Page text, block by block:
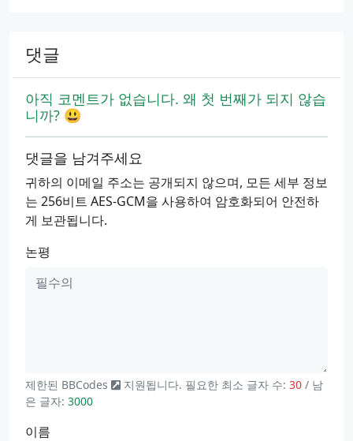
댓글
아직 코멘트가 없습니다. 왜 첫 번째가 되지 않습
니까? 😃
댓글을 남겨주세요
귀하의 이메일 주소는 공개되지 않으며, 모든 세부 정보
는 256비트 AES-GCM을 사용하여 암호화되어 안전하
게 보관됩니다.
논평
제한된 BBCodes 지원됩니다. 필요한 최소 글자 수:30 / 남
은 글자: 3000
이름